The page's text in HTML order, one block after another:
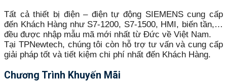
Tất cả thiết bị điện – điện tự động SIEMENS cung cấp
đến Khách Hàng như S7-1200, S7-1500, HMI, biến tần,…
đều được nhập mẫu mã mới nhất từ Đức về Việt Nam.
Tại TPNewtech, chúng tôi còn hỗ trợ tư vấn và cung cấp
giải pháp tốt và tiết kiệm chi phí nhất đến Khách Hàng.
Chương Trình Khuyến Mãi